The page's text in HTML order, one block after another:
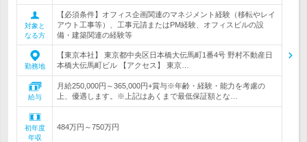
対象と
なる方
【必須条件】オフィス企画関連のマネジメント経験（移転やレイ
アウト工事等）、工事元請またはPM経験、オフィスビルの設
備・建築関連の経験等
勤務地
【東京本社】 東京都中央区日本橋大伝馬町1番4号 野村不動産日
本橋大伝馬町ビル 【アクセス】 東京…
給与
月給250,000円～365,000円+賞与※年齢・経験・能力を考慮の
上、優遇します。※上記はあくまで最低保証額とな…
初年度
年収
484万円～750万円